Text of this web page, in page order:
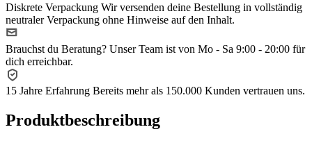
Diskrete Verpackung Wir versenden deine Bestellung in vollständig
neutraler Verpackung ohne Hinweise auf den Inhalt.
Brauchst du Beratung? Unser Team ist von Mo - Sa 9:00 - 20:00 für
dich erreichbar.
15 Jahre Erfahrung Bereits mehr als 150.000 Kunden vertrauen uns.
Produktbeschreibung